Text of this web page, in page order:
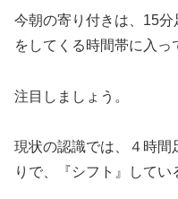
今朝の寄り付きは、15
をしてくる時間帯に入っ
注目しましょう。
現状の認識では、４時間
りで、『シフト』してい